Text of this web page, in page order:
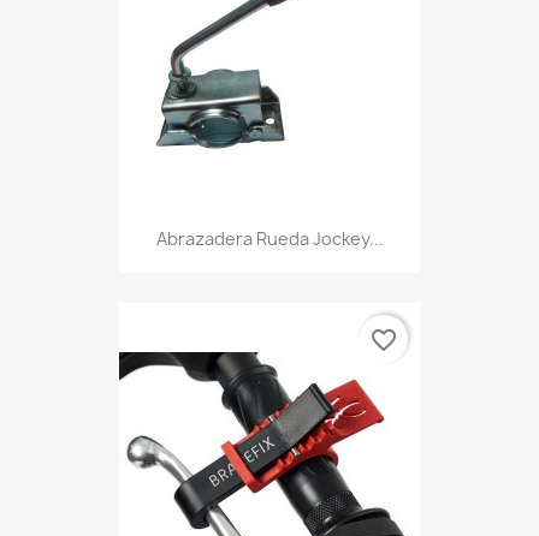
Abrazadera Rueda Jockey...
favorite_border